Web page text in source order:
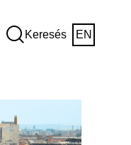
Keresés EN